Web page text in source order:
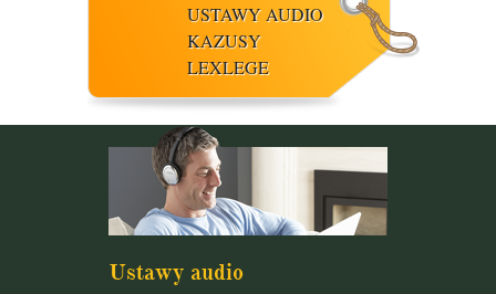
USTAWY AUDIO
KAZUSY
LEXLEGE
Ustawy audio